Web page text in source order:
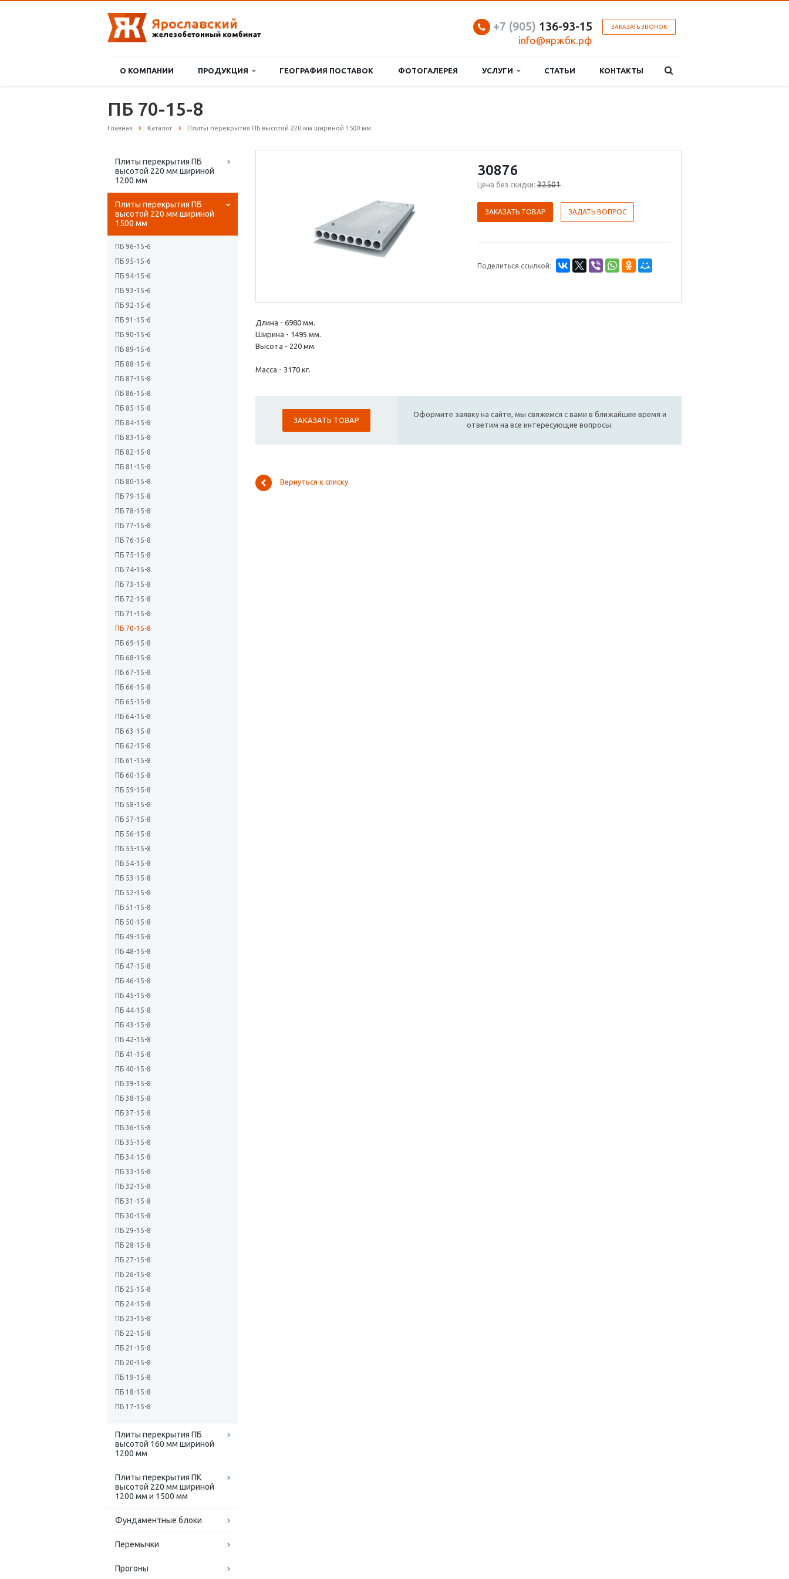
ЗАКАЗАТЬ ЗВОНОК
+7 (905) 136-93-15
info@яржбк.рф
О КОМПАНИИ ПРОДУКЦИЯ ГЕОГРАФИЯ ПОСТАВОК ФОТОГАЛЕРЕЯ УСЛУГИ СТАТЬИ КОНТАКТЫ
ПБ 70-15-8
Главная Каталог Плиты перекрытия ПБ высотой 220 мм шириной 1500 мм
Плиты перекрытия ПБ
высотой 220 мм шириной
1200 мм
Плиты перекрытия ПБ
высотой 220 мм шириной
1500 мм
ПБ 96-15-6
ПБ 95-15-6
ПБ 94-15-6
ПБ 93-15-6
ПБ 92-15-6
ПБ 91-15-6
ПБ 90-15-6
ПБ 89-15-6
ПБ 88-15-6
ПБ 87-15-8
ПБ 86-15-8
ПБ 85-15-8
ПБ 84-15-8
ПБ 83-15-8
ПБ 82-15-8
ПБ 81-15-8
ПБ 80-15-8
ПБ 79-15-8
ПБ 78-15-8
ПБ 77-15-8
ПБ 76-15-8
ПБ 75-15-8
ПБ 74-15-8
ПБ 73-15-8
ПБ 72-15-8
ПБ 71-15-8
ПБ 70-15-8
ПБ 69-15-8
ПБ 68-15-8
ПБ 67-15-8
ПБ 66-15-8
ПБ 65-15-8
ПБ 64-15-8
ПБ 63-15-8
ПБ 62-15-8
ПБ 61-15-8
ПБ 60-15-8
ПБ 59-15-8
ПБ 58-15-8
ПБ 57-15-8
ПБ 56-15-8
ПБ 55-15-8
ПБ 54-15-8
ПБ 53-15-8
ПБ 52-15-8
ПБ 51-15-8
ПБ 50-15-8
ПБ 49-15-8
ПБ 48-15-8
ПБ 47-15-8
ПБ 46-15-8
ПБ 45-15-8
ПБ 44-15-8
ПБ 43-15-8
ПБ 42-15-8
ПБ 41-15-8
ПБ 40-15-8
ПБ 39-15-8
ПБ 38-15-8
ПБ 37-15-8
ПБ 36-15-8
ПБ 35-15-8
ПБ 34-15-8
ПБ 33-15-8
ПБ 32-15-8
ПБ 31-15-8
ПБ 30-15-8
ПБ 29-15-8
ПБ 28-15-8
ПБ 27-15-8
ПБ 26-15-8
ПБ 25-15-8
ПБ 24-15-8
ПБ 23-15-8
ПБ 22-15-8
ПБ 21-15-8
ПБ 20-15-8
ПБ 19-15-8
ПБ 18-15-8
ПБ 17-15-8
Плиты перекрытия ПБ
высотой 160 мм шириной
1200 мм
Плиты перекрытия ПК
высотой 220 мм шириной
1200 мм и 1500 мм
Фундаментные блоки
Перемычки
Прогоны
30876
Цена без скидки: 32501
ЗАКАЗАТЬ ТОВАР ЗАДАТЬ ВОПРОС
Поделиться ссылкой:
Длина - 6980 мм.
Ширина - 1495 мм.
Высота - 220 мм.
Масса - 3170 кг.
ЗАКАЗАТЬ ТОВАР
Оформите заявку на сайте, мы свяжемся с вами в ближайшее время и
ответим на все интересующие вопросы.
Вернуться к списку